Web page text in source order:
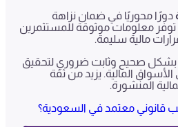
دورًا محوريًا في ضمان نزاهة
توفر معلومات موثوقة للمستثمرين
مالية سليمة.
بشكل صحيح وثابت ضروري لتحقيق
المالية. يزيد من ثقة
المنشورة.
قانوني معتمد في السعودية؟